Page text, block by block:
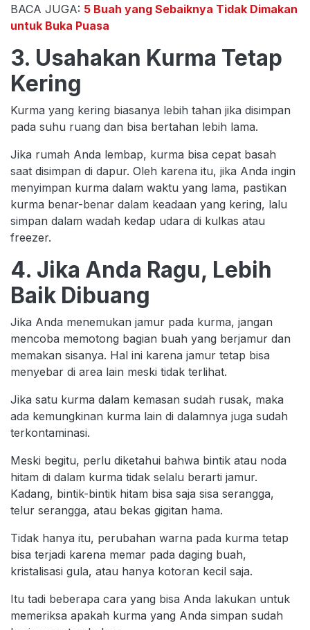
BACA JUGA: 5 Buah yang Sebaiknya Tidak Dimakan
untuk Buka Puasa
3. Usahakan Kurma Tetap
Kering
Kurma yang kering biasanya lebih tahan jika disimpan
pada suhu ruang dan bisa bertahan lebih lama.
Jika rumah Anda lembap, kurma bisa cepat basah
saat disimpan di dapur. Oleh karena itu, jika Anda ingin
menyimpan kurma dalam waktu yang lama, pastikan
kurma benar-benar dalam keadaan yang kering, lalu
simpan dalam wadah kedap udara di kulkas atau
freezer.
4. Jika Anda Ragu, Lebih
Baik Dibuang
Jika Anda menemukan jamur pada kurma, jangan
mencoba memotong bagian buah yang berjamur dan
memakan sisanya. Hal ini karena jamur tetap bisa
menyebar di area lain meski tidak terlihat.
Jika satu kurma dalam kemasan sudah rusak, maka
ada kemungkinan kurma lain di dalamnya juga sudah
terkontaminasi.
Meski begitu, perlu diketahui bahwa bintik atau noda
hitam di dalam kurma tidak selalu berarti jamur.
Kadang, bintik-bintik hitam bisa saja sisa serangga,
telur serangga, atau bekas gigitan hama.
Tidak hanya itu, perubahan warna pada kurma tetap
bisa terjadi karena memar pada daging buah,
kristalisasi gula, atau hanya kotoran kecil saja.
Itu tadi beberapa cara yang bisa Anda lakukan untuk
memeriksa apakah kurma yang Anda simpan sudah